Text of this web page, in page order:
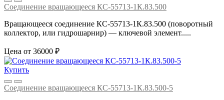
Соединение вращающееся КС-55713-1К.83.500
Вращающееся соединение КС‑55713‑1К.83.500 (поворотный
коллектор, или гидрошарнир) — ключевой элемент.....
Цена от 36000 ₽
Купить
Соединение вращающееся КС-55713-1К.83.500-5